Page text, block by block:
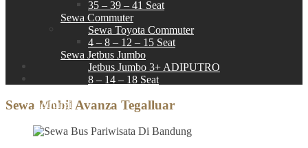
35 – 39 – 41 Seat
Sewa Commuter
Sewa Toyota Commuter
4 – 8 – 12 – 15 Seat
Sewa Jetbus Jumbo
Jetbus Jumbo 3+ ADIPUTRO
8 – 14 – 18 Seat
Hubungi
Sewa Mobil Avanza Tegalluar